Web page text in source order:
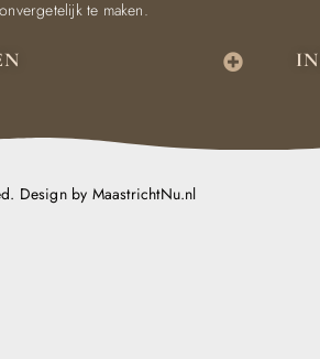
onvergetelijk te maken.
Design by MaastrichtNu.nl